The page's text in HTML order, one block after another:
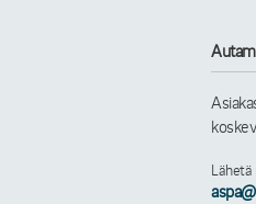
Lähetä